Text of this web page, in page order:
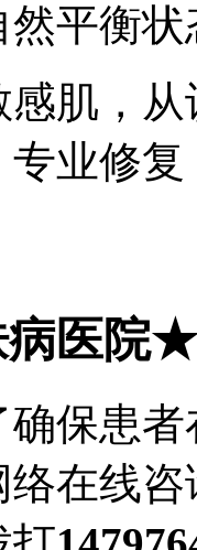
然平衡状
肌，
业修
医院★
确保患
络在线